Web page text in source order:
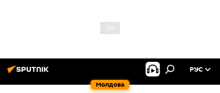
Молдова
РУС